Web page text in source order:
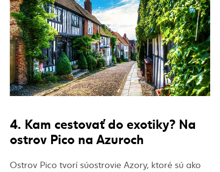
4. Kam cestovať do exotiky? Na
ostrov Pico na Azuroch
Ostrov Pico tvorí súostrovie Azory, ktoré sú ako